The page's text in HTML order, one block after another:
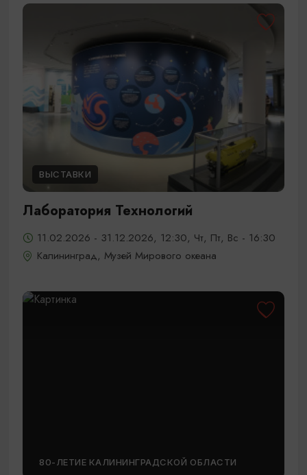
ВЫСТАВКИ
Лаборатория Технологий
11.02.2026 - 31.12.2026, 12:30, Чт, Пт, Вс - 16:30
Калининград, Музей Мирового океана
80-ЛЕТИЕ КАЛИНИНГРАДСКОЙ ОБЛАСТИ